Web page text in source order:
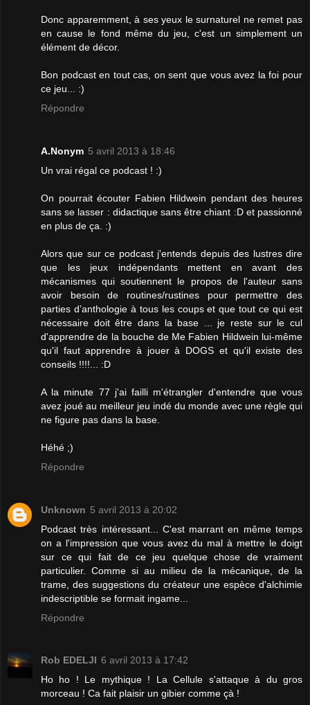
Donc apparemment, à ses yeux le surnaturel ne remet pas
en cause le fond même du jeu, c'est un simplement un
élément de décor.
Bon podcast en tout cas, on sent que vous avez la foi pour
ce jeu... :)
Répondre
A.Nonym 5 avril 2013 à 18:46
Un vrai régal ce podcast ! :)
On pourrait écouter Fabien Hildwein pendant des heures
sans se lasser : didactique sans être chiant :D et passionné
en plus de ça. :)
Alors que sur ce podcast j'entends depuis des lustres dire
que les jeux indépendants mettent en avant des
mécanismes qui soutiennent le propos de l'auteur sans
avoir besoin de routines/rustines pour permettre des
parties d’anthologie à tous les coups et que tout ce qui est
nécessaire doit être dans la base ... je reste sur le cul
d'apprendre de la bouche de Me Fabien Hildwein lui-même
qu'il faut apprendre à jouer à DOGS et qu'il existe des
conseils !!!!... :D
A la minute 77 j'ai failli m'étrangler d'entendre que vous
avez joué au meilleur jeu indé du monde avec une règle qui
ne figure pas dans la base.
Héhé ;)
Répondre
Unknown 5 avril 2013 à 20:02
Podcast très intéressant... C'est marrant en même temps
on a l'impression que vous avez du mal à mettre le doigt
sur ce qui fait de ce jeu quelque chose de vraiment
particulier. Comme si au milieu de la mécanique, de la
trame, des suggestions du créateur une espèce d'alchimie
indescriptible se formait ingame...
Répondre
Rob EDELJI 6 avril 2013 à 17:42
Ho ho ! Le mythique ! La Cellule s'attaque à du gros
morceau ! Ca fait plaisir un gibier comme çà !